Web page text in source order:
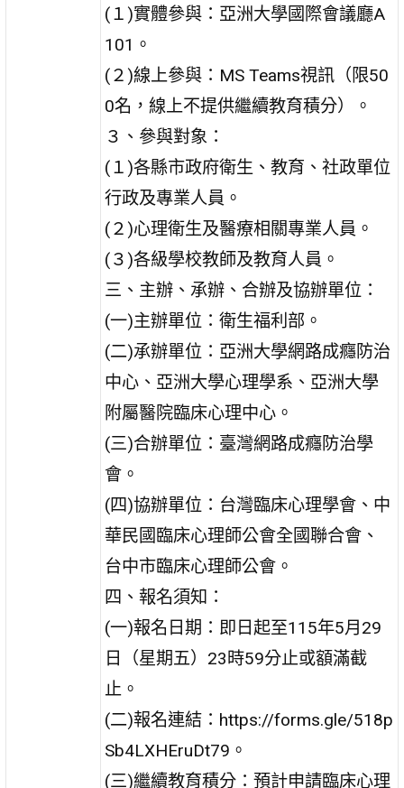
(１)實體參與：亞洲大學國際會議廳A
101。
(２)線上參與：MS Teams視訊（限50
0名，線上不提供繼續教育積分）。
３、參與對象：
(１)各縣市政府衛生、教育、社政單位
行政及專業人員。
(２)心理衛生及醫療相關專業人員。
(３)各級學校教師及教育人員。
三、主辦、承辦、合辦及協辦單位：
(一)主辦單位：衛生福利部。
(二)承辦單位：亞洲大學網路成癮防治
中心、亞洲大學心理學系、亞洲大學
附屬醫院臨床心理中心。
(三)合辦單位：臺灣網路成癮防治學
會。
(四)協辦單位：台灣臨床心理學會、中
華民國臨床心理師公會全國聯合會、
台中市臨床心理師公會。
四、報名須知：
(一)報名日期：即日起至115年5月29
日（星期五）23時59分止或額滿截
止。
(二)報名連結：https://forms.gle/518p
Sb4LXHEruDt79。
(三)繼續教育積分：預計申請臨床心理